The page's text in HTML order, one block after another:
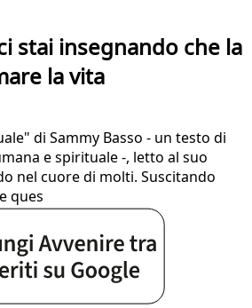
stai insegnando che la
la vita
di Sammy Basso - un testo di
e spirituale -, letto al suo
nel cuore di molti. Suscitando
ques